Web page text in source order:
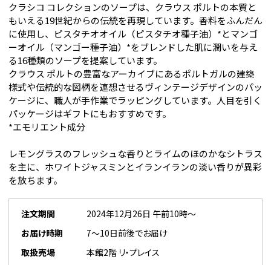
クラシコ コレクションのソープは、クラウス ポルトの本質と
もいえる19世紀からの伝統を再現しています。香料をふんだん
に使用し、ピスタチオオイル（ピスタチオ種子油）*とマンゴ
ーオイル（マンゴー種子油）*をブレンドした肌に潤いを与え
る16種類のソープを提案しています。
クラウス ポルトの豊富なアーカイブにあるポルトガルの建築
様式や伝統的な図柄を連想させるヴィンテージデザインのパッ
ケージに、職人が手作業でラッピングしています。人目を引く
パッケージはギフトにもおすすめです。
*エモリエント成分
レモングラスのフレッシュな香りとライムのほのかなシトラス
を主に、ホワイトジャスミンとイランイランの淡い香りが異彩
を放ちます。
注文期間
2024年12月26日 午前10時～
お届け時期
7～10日前後でお届け
取扱売場
本館2階 リ・プレイス